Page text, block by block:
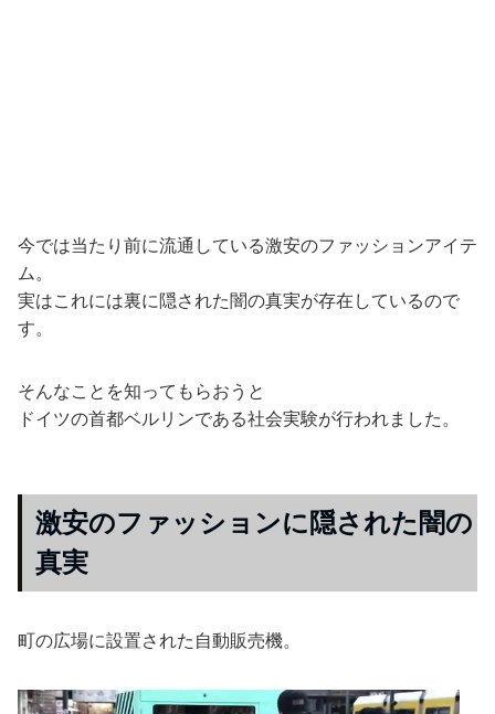
今では当たり前に流通している激安のファッションアイテ
ム。
実はこれには裏に隠された闇の真実が存在しているので
す。
そんなことを知ってもらおうと
ドイツの首都ベルリンである社会実験が行われました。
激安のファッションに隠された闇の
真実
町の広場に設置された自動販売機。